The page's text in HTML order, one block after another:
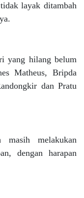
layak ditambah
yang hilang belum
Matheus, Bripda
dan Pratu
melakukan
dengan harapan